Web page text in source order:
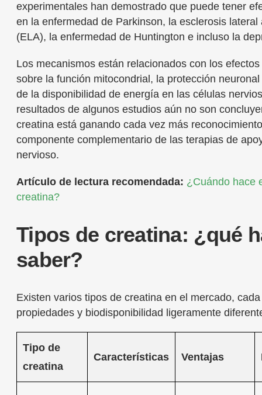
experimentales han demostrado que puede tener
en la enfermedad de Parkinson, la esclerosis lateral
(ELA), la enfermedad de Huntington e incluso la
Los mecanismos están relacionados con los
sobre la función mitocondrial, la protección
de la disponibilidad de energía en las células
resultados de algunos estudios aún no son
creatina está ganando cada vez más
componente complementario de las terapias de
nervioso.
Artículo de lectura recomendada: ¿Cuándo hace
creatina?
Tipos de creatina: ¿qué
saber?
Existen varios tipos de creatina en el mercado,
propiedades y biodisponibilidad ligeramente
Tipo de
creatina
Características Ventajas